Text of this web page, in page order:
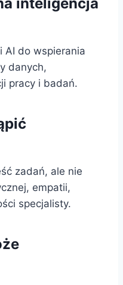
AI do wspierania
danych,
pracy i badań.
zadań, ale nie
empatii,
specjalisty.